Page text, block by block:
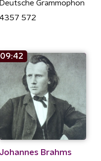
Deutsche Grammophon
4357 572
09:42
Johannes Brahms